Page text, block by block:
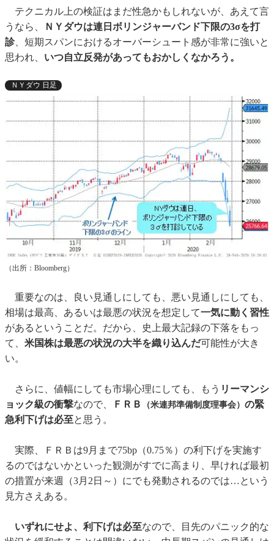
テクニカル上の検証はまだ性急かもしれないが、あえて言
うなら、
ＮＹダウは連日ボリンジャーバンド下限の3σを打
診、短期スパンにおけるオーバーシュート感が非常に強いと
思われ、 いつ自立反発があってもおかしくなかろう。
ＮＹダウ 日足
（出所：Bloomberg）
重要なのは、良い見通しにしても、悪い見通しにしても、
相場は最高、あるいは最悪の状況を想定して一気に動く習性
があるということだ。だから、史上最大記録の下落をもっ
て、 米国株は最悪の状況の大半を織り込んだ可能性が大き
い。
さらに、値幅にしても市場心理にしても、もう リーマンシ
ョック級の衝撃なので、 ＦＲＢ （米連邦準備制度理事会） の緊
急利下げは必至と思う。
実際、ＦＲＢは9月まで75bp（0.75％）の利下げを実施す
るのではないかといった観測がすでに高まり、早ければ最初
の措置が来週（3月2日～）にでも発動されるのでは…という
見方さえある。
いずれにせよ、利下げは必至なので、目先のパニック的な